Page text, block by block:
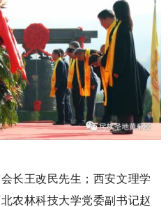
长王改民先生；西安文理学
农林科技大学党委副书记赵